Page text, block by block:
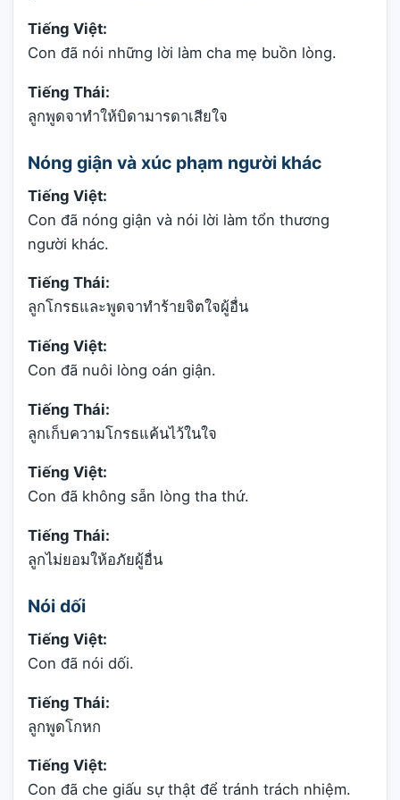
Tiếng Việt:
Con đã nói những lời làm cha mẹ buồn lòng.
Tiếng Thái:
ลูกพูดจาทำให้บิดามารดาเสียใจ
Nóng giận và xúc phạm người khác
Tiếng Việt:
Con đã nóng giận và nói lời làm tổn thương
người khác.
Tiếng Thái:
ลูกโกรธและพูดจาทำร้ายจิตใจผู้อื่น
Tiếng Việt:
Con đã nuôi lòng oán giận.
Tiếng Thái:
ลูกเก็บความโกรธแค้นไว้ในใจ
Tiếng Việt:
Con đã không sẵn lòng tha thứ.
Tiếng Thái:
ลูกไม่ยอมให้อภัยผู้อื่น
Nói dối
Tiếng Việt:
Con đã nói dối.
Tiếng Thái:
ลูกพูดโกหก
Tiếng Việt:
Con đã che giấu sự thật để tránh trách nhiệm.